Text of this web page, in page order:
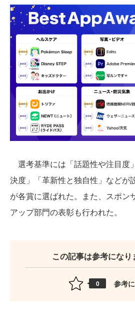
選考基準には「話題性や注目度
決度」「革新性と独自性」などが
が各賞に選ばれた。また、スポン
アップ部門の表彰も行われた。
この記事は参考になり
0 参考